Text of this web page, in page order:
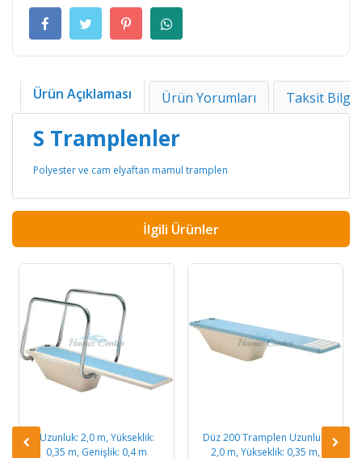
Ürün Açıklaması Ürün Yorumları Taksit
S Tramplenler
Polyester ve cam elyaftan mamul tramplen
İlgili Ürünler
Uzunluk: 2,0 m, Yükseklik:
0,35 m, Genişlik: 0,4 m
Düz 200 Tramplen Uzunluk:
2,0 m, Yükseklik: 0,35 m,